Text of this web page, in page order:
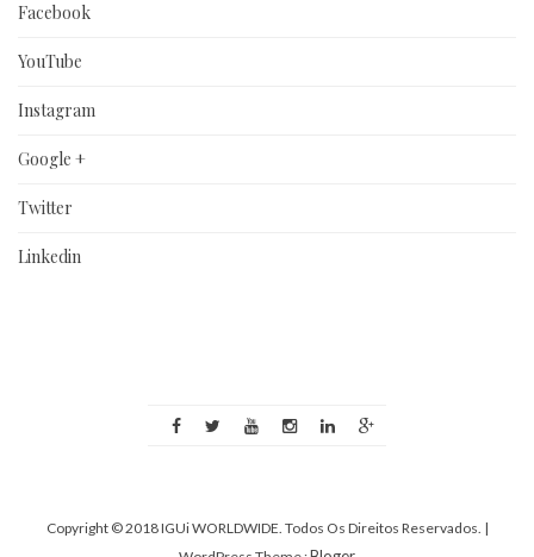
Facebook
YouTube
Instagram
Google +
Twitter
Linkedin
Copyright © 2018 IGUi WORLDWIDE. Todos Os Direitos Reservados. |